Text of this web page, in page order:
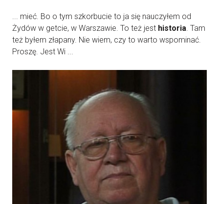
... mieć. Bo o tym szkorbucie to ja się nauczyłem od
Żydów w getcie, w Warszawie. To też jest historia. Tam
też byłem złapany. Nie wiem, czy to warto wspominać.
Proszę. Jest Wi ...